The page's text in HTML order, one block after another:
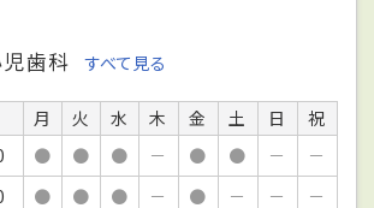
歯科 すべて見る
月 火 水 木 金 土 日
祝
● ● ● － ● ● －
－
● ● ● － ● － －
－